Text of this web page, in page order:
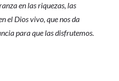
en las riquezas, las
el Dios vivo, que nos da
para que las disfrutemos.